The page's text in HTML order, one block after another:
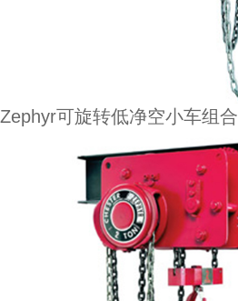
Zephyr可旋转低净空小车组合